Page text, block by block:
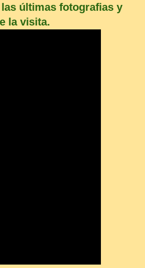
últimas fotografias y
la visita.